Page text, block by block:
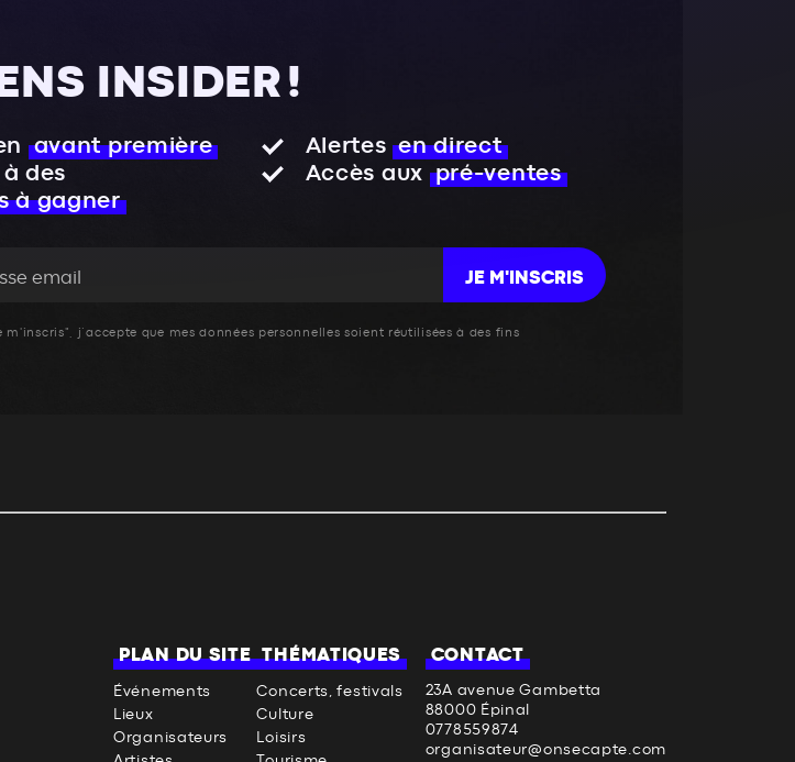
INSIDER !
avant première Alertes en direct
des
à gagner
Accès aux pré-ventes
JE M'INSCRIS
m'inscris", j’accepte que mes données personnelles soient réutilisées à des fins
PLAN DU SITE
Événements
Lieux
Organisateurs
THÉMATIQUES
Concerts, festivals
Culture
Loisirs
CONTACT
23A avenue Gambetta
88000 Épinal
0778559874
organisateur@onsecapte.com